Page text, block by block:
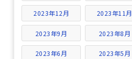
2023年12月 2023年11月
2023年9月 2023年8月
2023年6月 2023年5月